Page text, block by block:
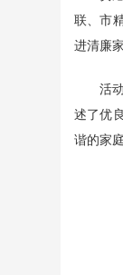
联、市
进清廉
活
述了优
谐的家